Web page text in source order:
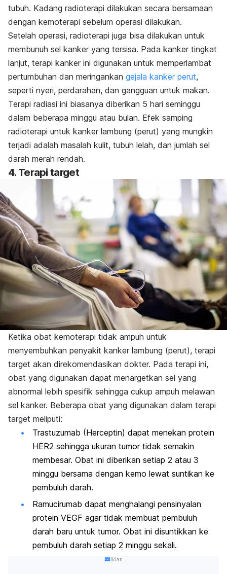
tubuh. Kadang radioterapi dilakukan secara bersamaan
dengan kemoterapi sebelum operasi dilakukan.
Setelah operasi, radioterapi juga bisa dilakukan untuk
membunuh sel kanker yang tersisa. Pada kanker tingkat
lanjut, terapi kanker ini digunakan untuk memperlambat
pertumbuhan dan meringankan gejala kanker perut,
seperti nyeri, perdarahan, dan gangguan untuk makan.
Terapi radiasi ini biasanya diberikan 5 hari seminggu
dalam beberapa minggu atau bulan. Efek samping
radioterapi untuk kanker lambung (perut) yang mungkin
terjadi adalah masalah kulit, tubuh lelah, dan jumlah sel
darah merah rendah.
4. Terapi target
Ketika obat kemoterapi tidak ampuh untuk
menyembuhkan penyakit kanker lambung (perut), terapi
target akan direkomendasikan dokter. Pada terapi ini,
obat yang digunakan dapat menargetkan sel yang
abnormal lebih spesifik sehingga cukup ampuh melawan
sel kanker. Beberapa obat yang digunakan dalam terapi
target meliputi:
Trastuzumab (Herceptin) dapat menekan protein
HER2 sehingga ukuran tumor tidak semakin
membesar. Obat ini diberikan setiap 2 atau 3
minggu bersama dengan kemo lewat suntikan ke
pembuluh darah.
Ramucirumab dapat menghalangi pensinyalan
protein VEGF agar tidak membuat pembuluh
darah baru untuk tumor. Obat ini disuntikkan ke
pembuluh darah setiap 2 minggu sekali.
Iklan